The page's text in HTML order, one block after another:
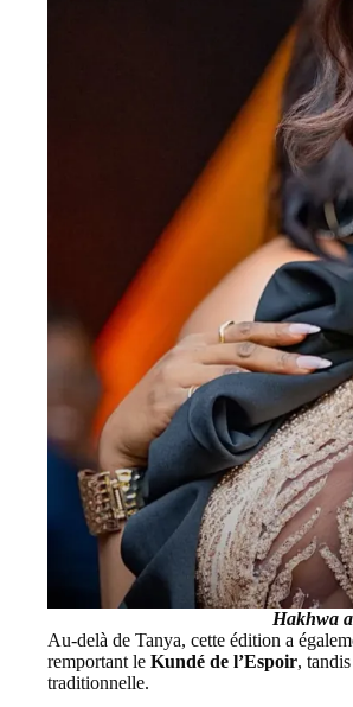
Hakhwa
Au-delà de Tanya, cette édition a
remportant le Kundé de l’Espoir,
traditionnelle.